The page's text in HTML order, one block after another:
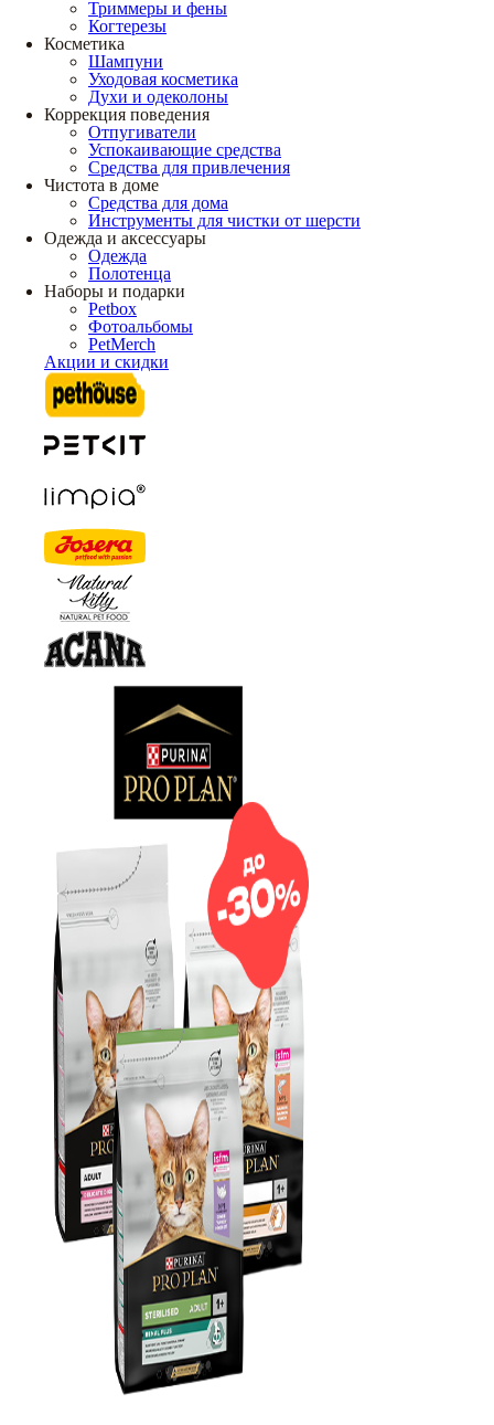
Триммеры и фены
Когтерезы
Косметика
Шампуни
Уходовая косметика
Духи и одеколоны
Коррекция поведения
Отпугиватели
Успокаивающие средства
Средства для привлечения
Чистота в доме
Средства для дома
Инструменты для чистки от шерсти
Одежда и аксессуары
Одежда
Полотенца
Наборы и подарки
Petbox
Фотоальбомы
PetMerch
Акции и скидки